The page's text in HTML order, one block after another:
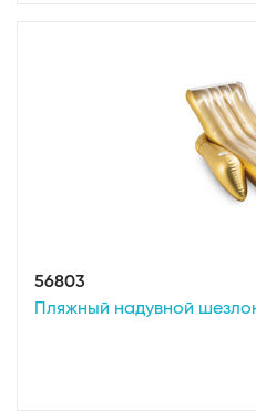
56803
Пляжный надувной